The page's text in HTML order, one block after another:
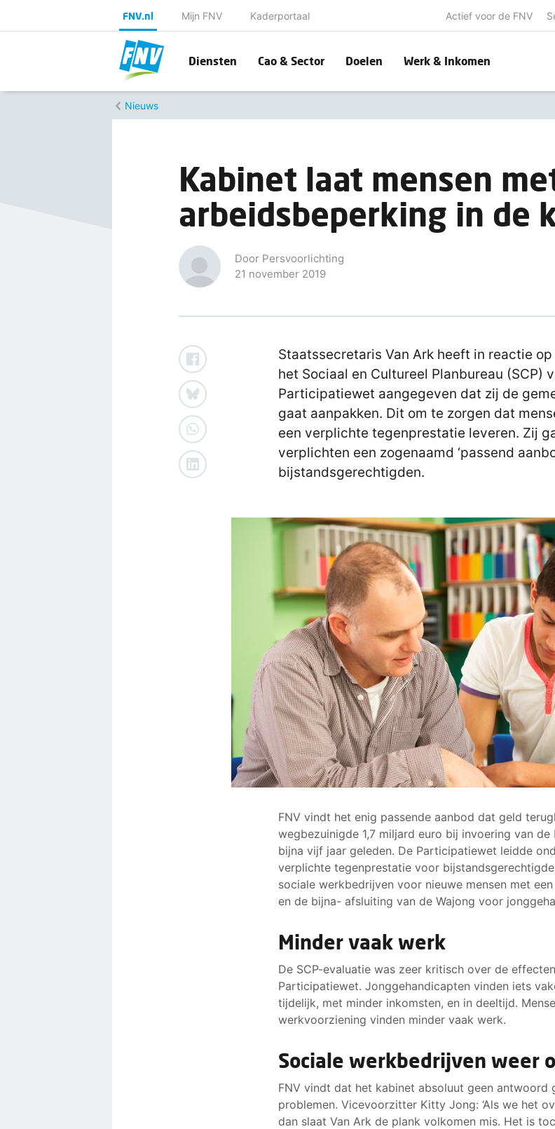
FNV.nl Mijn FNV Kaderportaal Actief voor de FNV
Diensten Cao & Sector Doelen Werk & Inkomen
Nieuws
Kabinet laat mensen
arbeidsbeperking in de
Door Persvoorlichting
21 november 2019
Staatssecretaris Van Ark heeft in reactie
het Sociaal en Cultureel Planbureau (SCP)
Participatiewet aangegeven dat zij de
gaat aanpakken. Dit om te zorgen dat
een verplichte tegenprestatie leveren. Zij
verplichten een zogenaamd ‘passend
bijstandsgerechtigden.
FNV vindt het enig passende aanbod dat geld
wegbezuinigde 1,7 miljard euro bij invoering van
bijna vijf jaar geleden. De Participatiewet leidde
verplichte tegenprestatie voor
sociale werkbedrijven voor nieuwe mensen met
en de bijna- afsluiting van de Wajong voor
Minder vaak werk
De SCP-evaluatie was zeer kritisch over de
Participatiewet. Jonggehandicapten vinden iets
tijdelijk, met minder inkomsten, en in deeltijd.
werkvoorziening vinden minder vaak werk.
Sociale werkbedrijven weer
FNV vindt dat het kabinet absoluut geen antwoord
problemen. Vicevoorzitter Kitty Jong: ‘Als we het
dan slaat Van Ark de plank volkomen mis. Het is